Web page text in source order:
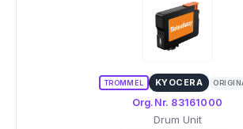
TROMMEL KYOCERA
Org.Nr. 83161000
Drum Unit